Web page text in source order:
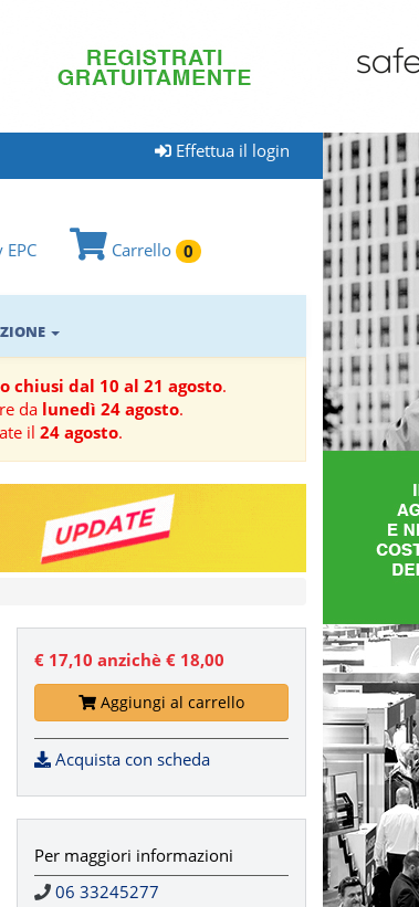
Effettua il login
Carrello 0
dal 10 al 21 agosto.
da lunedì 24 agosto.
il 24 agosto.
€ 17,10 anzichè € 18,00
Aggiungi al carrello
Acquista con scheda
Per maggiori informazioni
06 33245277